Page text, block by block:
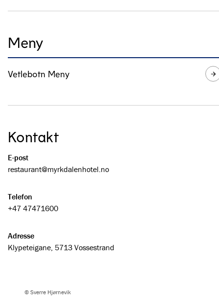
Meny
Vetlebotn Meny
Kontakt
E-post
restaurant@­myrkdalenhotel.no
Telefon
+47 47471600
Adresse
Klypeteigane, 5713 Vossestrand
© Sverre Hjørnevik